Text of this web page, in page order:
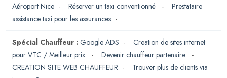
Aéroport Nice - Réserver un taxi conventionné - Prestataire
assistance taxi pour les assurances -
Spécial Chauffeur : Google ADS - Creation de sites internet
pour VTC / Meilleur prix
- Devenir chauffeur partenaire
-
CREATION SITE WEB CHAUFFEUR - Trouver plus de clients via